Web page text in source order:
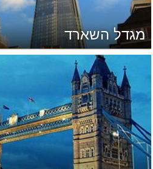
מגדל השארד